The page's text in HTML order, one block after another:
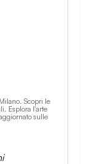
Scopri le
Esplora l'arte
sulle